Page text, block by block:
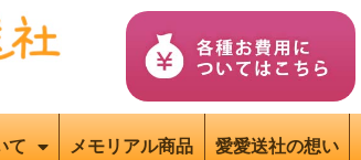
て メモリアル商品 愛愛送社の想い